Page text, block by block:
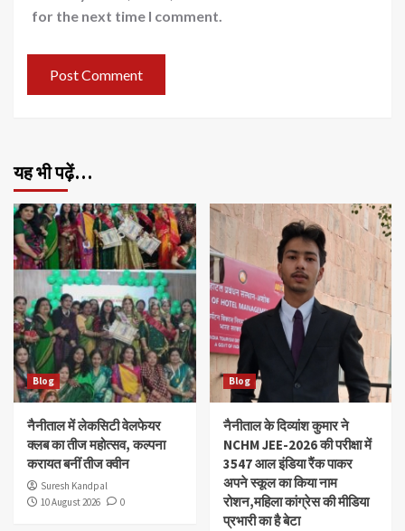
for the next time I comment.
यह भी पढ़ें…
Blog
नैनीताल में लेकसिटी वेलफेयर
क्लब का तीज महोत्सव, कल्पना
करायत बनीं तीज क्वीन
Suresh Kandpal
10 August 2026
0
Blog
नैनीताल के दिव्यांश‌ कुमार ने
NCHM JEE-2026 की परीक्षा में
3547 आल इंडिया रैंक पाकर
अपने स्कूल का किया नाम
रोशन,महिला कांग्रेस की मीडिया
प्रभारी का है बेटा